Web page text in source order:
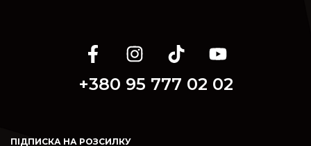
+380 95 777 02 02
ПІДПИСКА НА РОЗСИЛКУ